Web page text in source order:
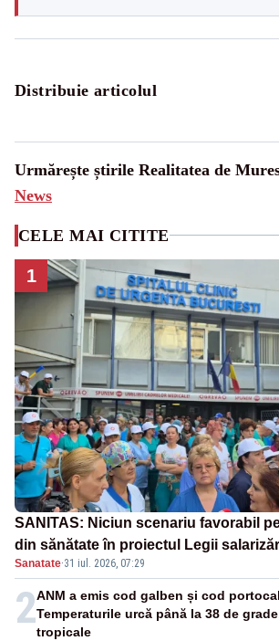
Distribuie articolul
Urmărește știrile Realitatea de
News
CELE MAI CITITE
1
SANITAS: Niciun scenariu favorabil
din sănătate în proiectul Legii
Sanatate·31 iul. 2026, 07:29
2ANM a emis cod galben și cod
Temperaturile urcă până la 38 de
tropicale